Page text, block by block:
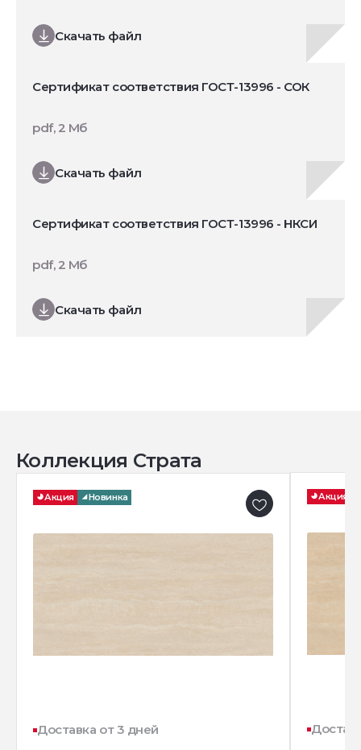
Скачать файл
Сертификат соответствия ГОСТ-13996 - СОК
Скачать файл
pdf, 2 Мб
Сертификат соответствия ГОСТ-13996 - НКСИ
Скачать файл
pdf, 2 Мб
Коллекция Страта
Акция Новинка
Доставка от 3 дней
Акция